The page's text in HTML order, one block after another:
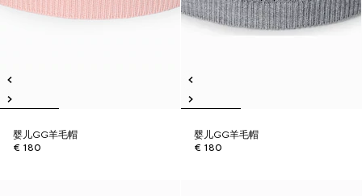
婴儿GG羊毛帽
€ 180
婴儿GG羊毛帽
€ 180